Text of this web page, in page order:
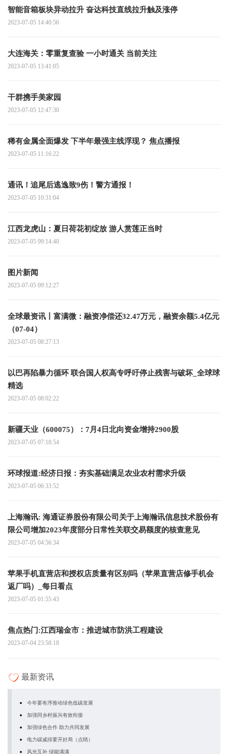
智能音箱板块异动拉升 奋达科技直线拉升触及涨停
2023-07-05 14:40:56
大连海关：零重复查验 一小时通关 当前关注
2023-07-05 13:41:05
干群携手美家园
2023-07-05 12:47:30
稀有金属全面爆发 下半年最强主线浮现？ 焦点播报
2023-07-05 11:16:22
通讯！追尾后逃逸致9伤！警方通报！
2023-07-05 10:31:04
江西龙虎山：夏日荷花初绽放 游人赏莲正当时
2023-07-05 09:14:40
图片新闻
2023-07-05 09:12:27
全球最资讯丨富满微：融资净偿还32.47万元，融资余额5.4亿元
（07-04）
2023-07-05 08:27:13
以巴再陷暴力循环 联合国人权高专呼吁停止残害与破坏_全球球
精选
2023-07-05 08:02:22
新疆天业（600075）：7月4日北向资金增持2900股
2023-07-05 07:18:54
环球报道:经济日报：夯实基础满足农业农村需求升级
2023-07-05 06:33:52
上海瀚讯: 海通证券股份有限公司关于上海瀚讯信息技术股份有
限公司增加2023年度部分日常性关联交易额度的核查意见
2023-07-05 04:56:34
苹果手机直营店和授权店质量有区别吗（苹果直营店修手机会
返厂吗）_每日看点
2023-07-05 01:55:43
焦点热门:江西瑞金市：推进城市防洪工程建设
2023-07-04 23:58:18
最新资讯
今年要有序推动绿色低碳发展
加强同乡村振兴有效衔接
加强绿色合作 助力共同发展
电力碳减排要开好局（点睛）
风光互补 绿能满满